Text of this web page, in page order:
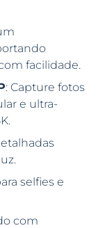
facilidade.
: Capture fotos
e ultra-
selfies e
com